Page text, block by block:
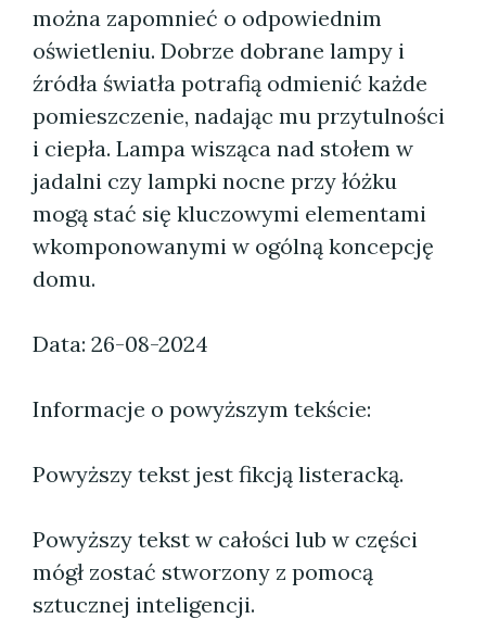
można zapomnieć o odpowiednim
oświetleniu. Dobrze dobrane lampy i
źródła światła potrafią odmienić każde
pomieszczenie, nadając mu przytulności
i ciepła. Lampa wisząca nad stołem w
jadalni czy lampki nocne przy łóżku
mogą stać się kluczowymi elementami
wkomponowanymi w ogólną koncepcję
domu.
Data: 26-08-2024
Informacje o powyższym tekście:
Powyższy tekst jest fikcją listeracką.
Powyższy tekst w całości lub w części
mógł zostać stworzony z pomocą
sztucznej inteligencji.